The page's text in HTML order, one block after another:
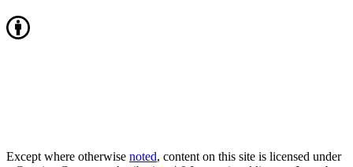
Except where otherwise noted, content on this site is licensed under